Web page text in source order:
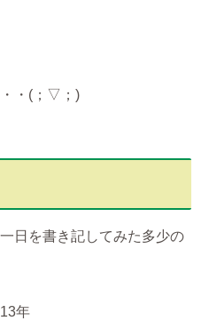
・・(；▽；)
日を書き記してみた多少の
年